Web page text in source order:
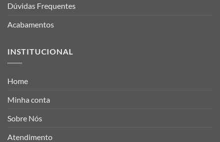
Dúvidas Frequentes
Acabamentos
INSTITUCIONAL
Home
Minha conta
Sobre Nós
Atendimento